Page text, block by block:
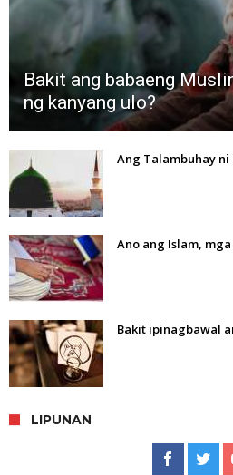
Bakit ang babaeng
ng kanyang ulo?
Ano ang Islam,
Bakit ipinagbawal
LIPUNAN